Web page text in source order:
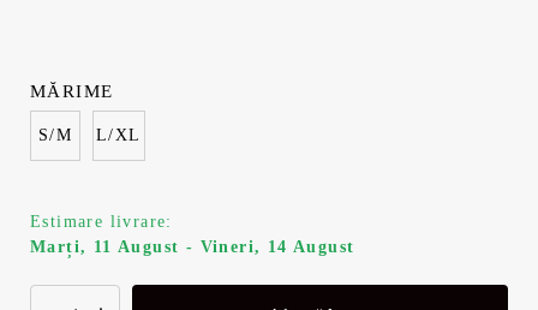
S/M L/XL
MĂRIME
Estimare livrare:
Marți, 11 August - Vineri, 14 August